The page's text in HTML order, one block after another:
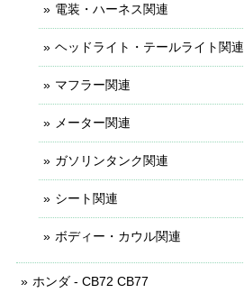
電装・ハーネス関連
ヘッドライト・テールライト関連
マフラー関連
メーター関連
ガソリンタンク関連
シート関連
ボディー・カウル関連
ホンダ - CB72 CB77